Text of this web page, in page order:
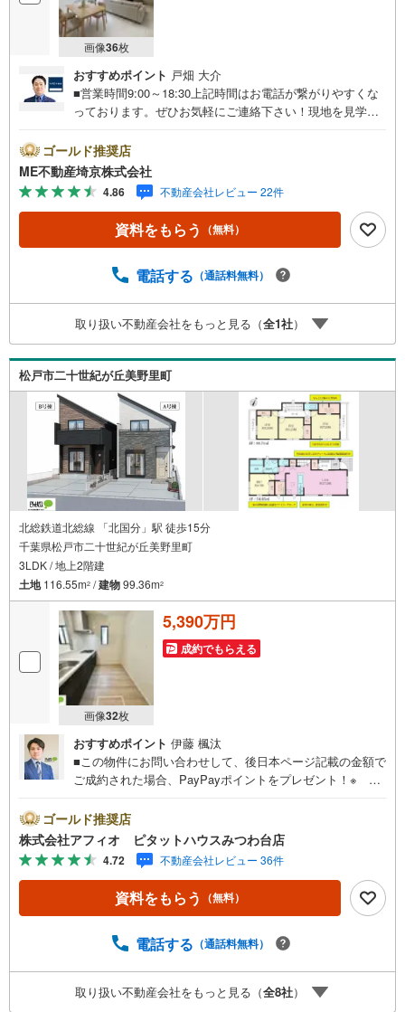
画像36枚
おすすめポイント 戸畑 大介
■営業時間9:00～18:30上記時間はお電話が繋がりやすくな
っております。ぜひお気軽にご連絡下さい！現地を見学さ
ご希望の日時をご記入いただけますとスムーズにご案内が
可能です。■ご来店特典1.ご見学、ご来店後にアンケート記
入でもれなく3、000円のQUOカードプレゼント（1組様1回
限り後日郵送）2.未公開の物件情報をご紹介3.不動産ご購
入、ご売却、太陽光発電システムご検討中のお客様、ご紹
介でもれなくQUOカード3、000円分プレゼント更にご紹介
円のご紹介料をお支払いさせて頂きます！詳しくはスタッ
マイカーでも安心！2.チャイルドスペース、授乳室、ベビ
ーベッド完備3.他にもファミリーに優しい『あったら良い
な』がここにある！ミルク用浄水サーバー、紙おむつ、ア
メニティ、大型個室2部屋、各ブースモニター等
ゴールド推奨店
ME不動産埼京株式会社
4.86 不動産会社レビュー 22件
資料をもらう （無料）
電話する （通話料無料）
取り扱い不動産会社をもっと見る（全1社）
松戸市二十世紀が丘美野里町
北総鉄道北総線 「北国分」駅 徒歩15分
千葉県松戸市二十世紀が丘美野里町
3LDK / 地上2階建
土地116.55m2 /建物99.36m2
画像32枚
5,390万円
成約でもらえる
おすすめポイント 伊藤 楓汰
■この物件にお問い合わせして、後日本ページ記載の金額で
ご成約された場合、PayPayポイントをプレゼント！※ 条
中‥365日ご案内いつでも大歓迎!!北総鉄道『北国分』駅徒
歩15分柿ノ木台小学校徒歩7分・和名ヶ谷中学校徒歩13分
でお子様の通学も安心して送り出せます 必要施設徒歩圏内
充実で子育て世代に優しい住環境。■リビング全体を見渡せ
るカウンターキッチン■家事の時短に嬉しい食洗機付き■自
然と家族の顔が合わせられる人気のリビングイン階段■WI
と風をたっぷり取り込めます■カースペース2台分●お客様
アフィオにお任せください！● お客様の一生の宝物になる
お家探しの、心強いパートナーになれるよう全力でサポー
ゴールド推奨店
株式会社アフィオ ピタットハウスみつわ台店
4.72 不動産会社レビュー 36件
資料をもらう （無料）
電話する （通話料無料）
取り扱い不動産会社をもっと見る（全8社）